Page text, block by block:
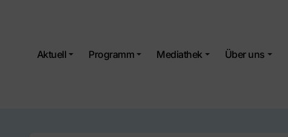
Aktuell Programm Mediathek Über uns